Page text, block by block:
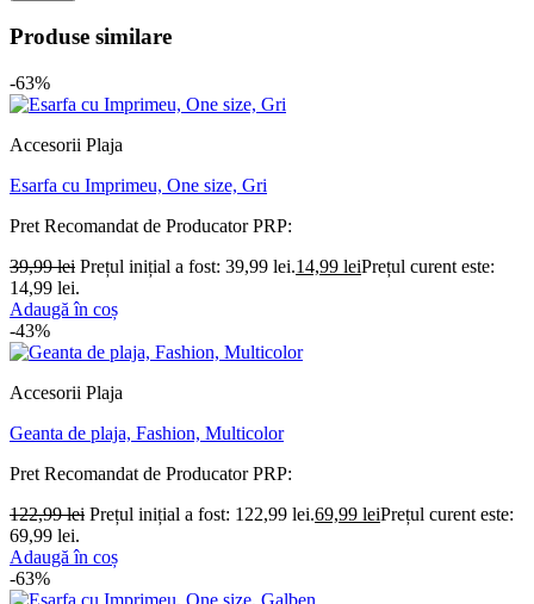
Produse similare
-63%
Accesorii Plaja
Esarfa cu Imprimeu, One size, Gri
Pret Recomandat de ProducatorPRP:
39,99lei Prețul inițial a fost: 39,99 lei.14,99 leiPrețul curent este:
14,99 lei.
Adaugă în coș
-43%
Accesorii Plaja
Geanta de plaja, Fashion, Multicolor
Pret Recomandat de ProducatorPRP:
122,99lei Prețul inițial a fost: 122,99 lei.69,99 leiPrețul curent este:
69,99 lei.
Adaugă în coș
-63%